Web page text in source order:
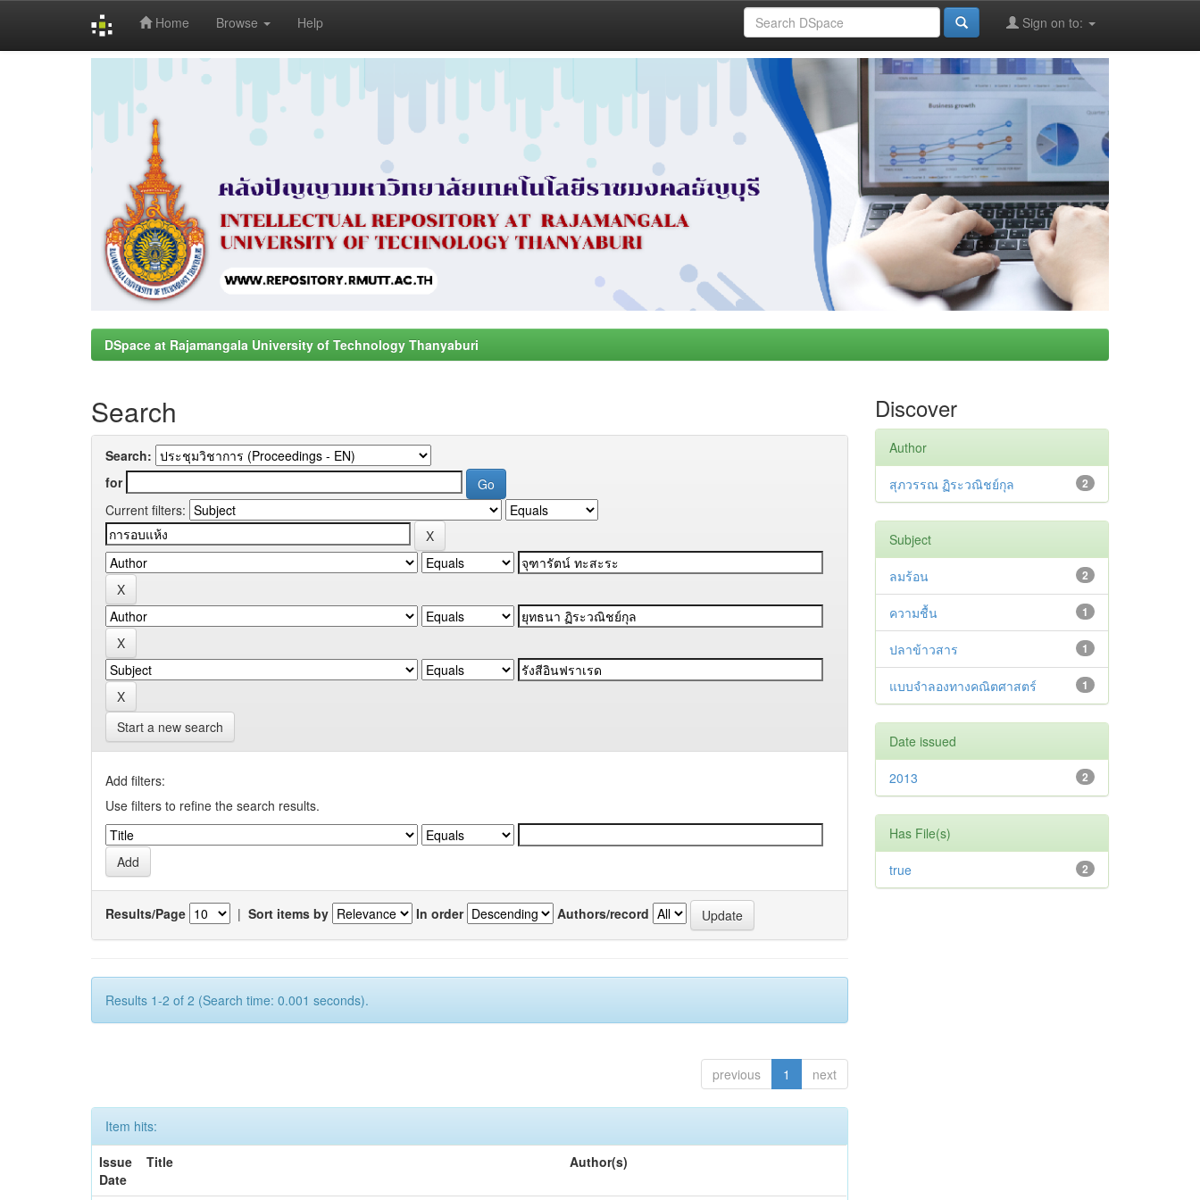
Home Browse Help Sign on to:
DSpace at Rajamangala University of Technology Thanyaburi
Search
Search:
for
Current filters:
Start a new search
Add filters:
Use filters to refine the search results.
Results/Page | Sort items by In order Authors/record
Results 1-2 of 2 (Search time: 0.001 seconds).
previous 1 next
Item hits:
Issue
Date
Title Author(s)
Discover
Author
2
สุภวรรณ ฏิระวณิชย์กุล
Subject
2
ลมร้อน
1
ความชื้น
1
ปลาข้าวสาร
1
แบบจำลองทางคณิตศาสตร์
Date issued
2
2013
Has File(s)
2
true